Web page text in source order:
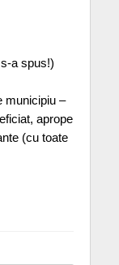
a spus!)
municipiu –
aprope
(cu toate